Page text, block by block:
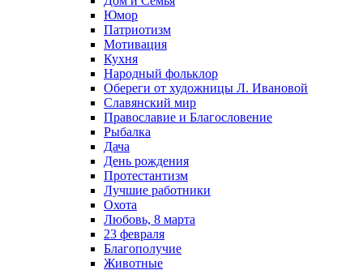
Юмор
Патриотизм
Мотивация
Кухня
Народный фольклор
Обереги от художницы Л. Ивановой
Славянский мир
Православие и Благословение
Рыбалка
Дача
День рождения
Протестантизм
Лучшие работники
Охота
Любовь, 8 марта
23 февраля
Благополучие
Животные